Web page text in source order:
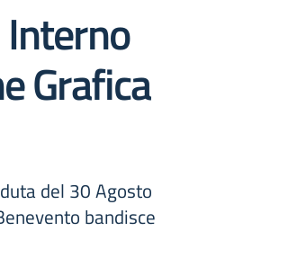
Grafica
del 30 Agosto
bandisce